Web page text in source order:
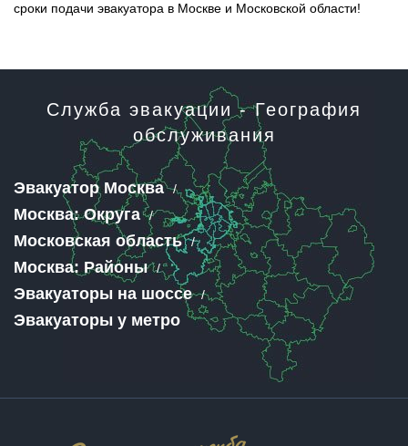
сроки подачи эвакуатора в Москве и Московской области!
Служба эвакуации - География
обслуживания
Эвакуатор Москва
Москва: Округа
Московская область
Москва: Районы
Эвакуаторы на шоссе
Эвакуаторы у метро